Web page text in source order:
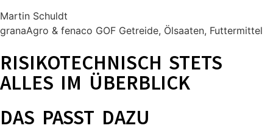
Martin Schuldt
granaAgro & fenaco GOF Getreide, Ölsaaten, Futtermittel
RISIKOTECHNISCH STETS
ALLES IM ÜBERBLICK
DAS PASST DAZU